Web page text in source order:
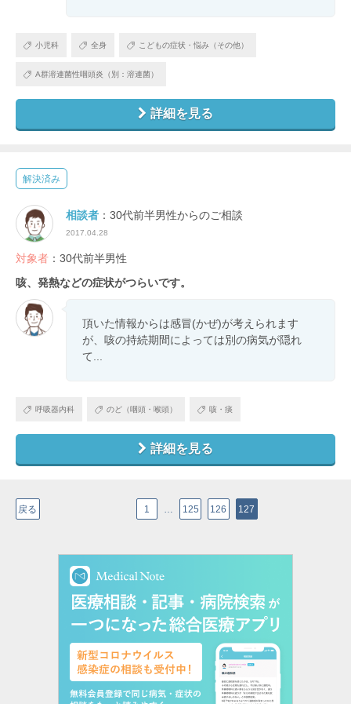
小児科 全身 こどもの症状・悩み（その他）
A群溶連菌性咽頭炎（別：溶連菌）
詳細を見る
解決済み
相談者 ：30代前半男性からのご相談
2017.04.28
対象者 ：30代前半男性
咳、発熱などの症状がつらいです。
頂いた情報からは感冒(かぜ)が考えられます
が、咳の持続期間によっては別の病気が隠れ
て...
呼吸器内科 のど（咽頭・喉頭） 咳・痰
詳細を見る
戻る 1 125 126 127